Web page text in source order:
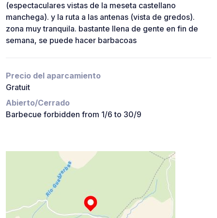
(espectaculares vistas de la meseta castellano
manchega). y la ruta a las antenas (vista de gredos).
zona muy tranquila. bastante llena de gente en fin de
semana, se puede hacer barbacoas
Precio del aparcamiento
Gratuit
Abierto/Cerrado
Barbecue forbidden from 1/6 to 30/9